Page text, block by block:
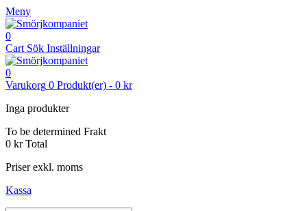
Meny
0
Cart Sök Inställningar
0
Varukorg 0 Produkt(er) - 0 kr
Inga produkter
To be determined Frakt
0 kr Total
Priser exkl. moms
Kassa